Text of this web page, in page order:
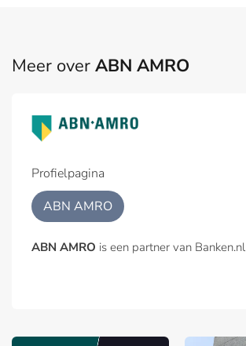
Meer over ABN AMRO
Profielpagina
ABN AMRO
ABN AMRO is een partner van Banken.nl